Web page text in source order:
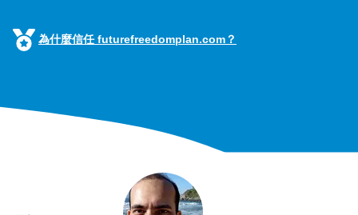
為什麼信任 futurefreedomplan.com？